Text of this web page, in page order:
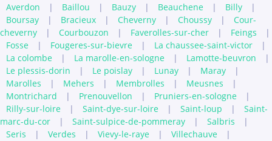
Averdon | Baillou | Bauzy | Beauchene | Billy
|
Boursay
| Bracieux | Cheverny | Choussy |
Cour-
cheverny
| Courbouzon | Faverolles-sur-cher | Feings
|
Fosse
| Fougeres-sur-bievre | La chaussee-saint-victor
|
La colombe
| La marolle-en-sologne | Lamotte-beuvron
|
Le plessis-dorin
| Le poislay | Lunay | Maray
|
Marolles
| Mehers | Membrolles | Meusnes
|
Montrichard
| Prenouvellon | Pruniers-en-sologne
|
Rilly-sur-loire
| Saint-dye-sur-loire | Saint-loup |
Saint-
marc-du-cor
| Saint-sulpice-de-pommeray | Salbris
|
Seris
| Verdes | Vievy-le-raye | Villechauve |